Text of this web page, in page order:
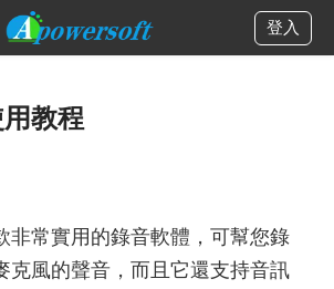
登入
教程
非常實用的錄音軟體，可幫您錄
克風的聲音，而且它還支持音訊